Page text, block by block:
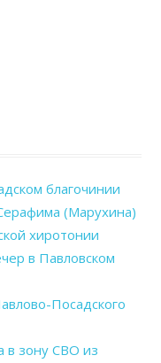
благочинии
(Марухина)
хиротонии
в Павловском
Посадского
в зону СВО из